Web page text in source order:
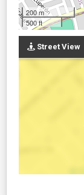
200 m
500 ft
Street View